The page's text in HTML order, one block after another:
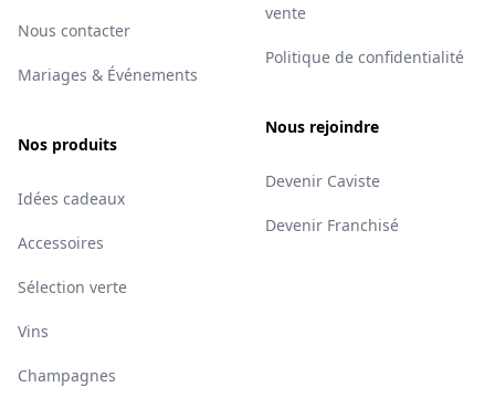
Nous contacter
Mariages & Événements
Nos produits
Idées cadeaux
Accessoires
Sélection verte
Vins
Champagnes
vente
Politique de confidentialité
Nous rejoindre
Devenir Caviste
Devenir Franchisé